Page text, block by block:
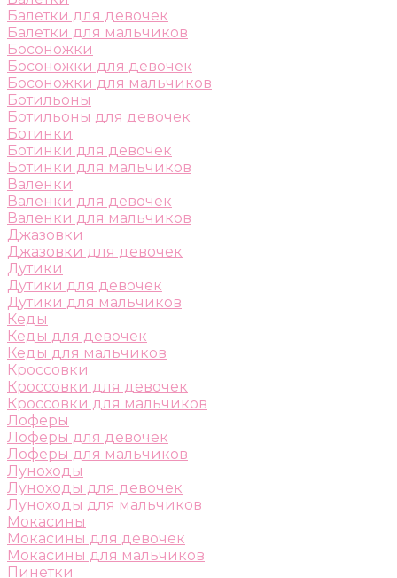
Балетки для девочек
Балетки для мальчиков
Босоножки
Босоножки для девочек
Босоножки для мальчиков
Ботильоны
Ботильоны для девочек
Ботинки
Ботинки для девочек
Ботинки для мальчиков
Валенки
Валенки для девочек
Валенки для мальчиков
Джазовки
Джазовки для девочек
Дутики
Дутики для девочек
Дутики для мальчиков
Кеды
Кеды для девочек
Кеды для мальчиков
Кроссовки
Кроссовки для девочек
Кроссовки для мальчиков
Лоферы
Лоферы для девочек
Лоферы для мальчиков
Луноходы
Луноходы для девочек
Луноходы для мальчиков
Мокасины
Мокасины для девочек
Мокасины для мальчиков
Пинетки